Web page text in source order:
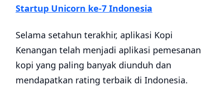
Startup Unicorn ke-7 Indonesia
Selama setahun terakhir, aplikasi Kopi
Kenangan telah menjadi aplikasi pemesanan
kopi yang paling banyak diunduh dan
mendapatkan rating terbaik di Indonesia.